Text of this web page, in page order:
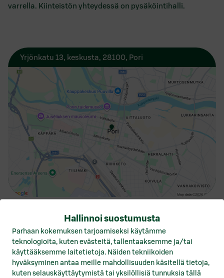
Hallinnoi suostumusta
Parhaan kokemuksen tarjoamiseksi käytämme
teknologioita, kuten evästeitä, tallentaaksemme ja/tai
käyttääksemme laitetietoja. Näiden tekniikoiden
hyväksyminen antaa meille mahdollisuuden käsitellä tietoja,
kuten selauskäyttäytymistä tai yksilöllisiä tunnuksia tällä
varrella. Kiinteistön yhteydessä on pysäköintihalli.
Yrjönkatu 13, keskusta, 28100, Pori
alle 100 m
Bussipysäkki